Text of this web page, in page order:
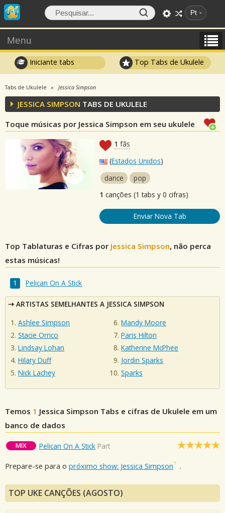
Pt
Menu
Iniciante tabs Top Tabs de Ukulele
Tabs de Ukulele Jessica Simpson
JESSICA SIMPSON TABS DE UKULELE
Toque músicas por Jessica Simpson em seu ukulele
1 fãs
(Estados Unidos)
dance
pop
1 canções (1 tabs y 0 cifras)
Enviar Nova Tab
Top Tablaturas e Cifras por Jessica Simpson, não perca
estas músicas!
Pelican On A Stick
ARTISTAS SEMELHANTES A JESSICA SIMPSON
Ashlee Simpson
Stacie Orrico
Lindsay Lohan
Hilary Duff
Nick Lachey
Mandy Moore
Paris Hilton
Katherine McPhee
Jordin Sparks
Sparks
Temos 1 Jessica Simpson Tabs e cifras de Ukulele em um
banco de dados
MIX Pelican On A Stick Part
Prepare-se para o próximo show: Jessica Simpson .
TOP UKE CANÇÕES (AGOSTO)